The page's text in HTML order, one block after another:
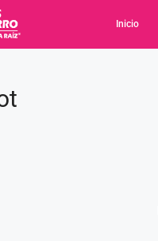
Inicio